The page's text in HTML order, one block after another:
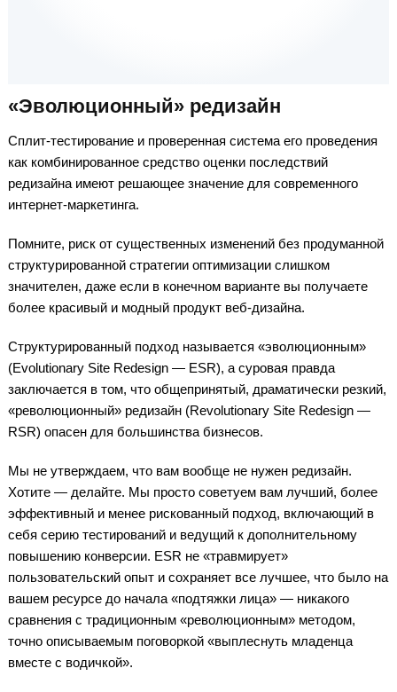
«Эволюционный» редизайн
Сплит-тестирование и проверенная система его проведения
как комбинированное средство оценки последствий
редизайна имеют решающее значение для современного
интернет-маркетинга.
Помните, риск от существенных изменений без продуманной
структурированной стратегии оптимизации слишком
значителен, даже если в конечном варианте вы получаете
более красивый и модный продукт веб-дизайна.
Структурированный подход называется «эволюционным»
(Evolutionary Site Redesign — ESR), а суровая правда
заключается в том, что общепринятый, драматически резкий,
«революционный» редизайн (Revolutionary Site Redesign —
RSR) опасен для большинства бизнесов.
Мы не утверждаем, что вам вообще не нужен редизайн.
Хотите — делайте. Мы просто советуем вам лучший, более
эффективный и менее рискованный подход, включающий в
себя серию тестирований и ведущий к дополнительному
повышению конверсии. ESR не «травмирует»
пользовательский опыт и сохраняет все лучшее, что было на
вашем ресурсе до начала «подтяжки лица» — никакого
сравнения с традиционным «революционным» методом,
точно описываемым поговоркой «выплеснуть младенца
вместе с водичкой».